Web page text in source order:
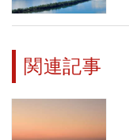
関連記事